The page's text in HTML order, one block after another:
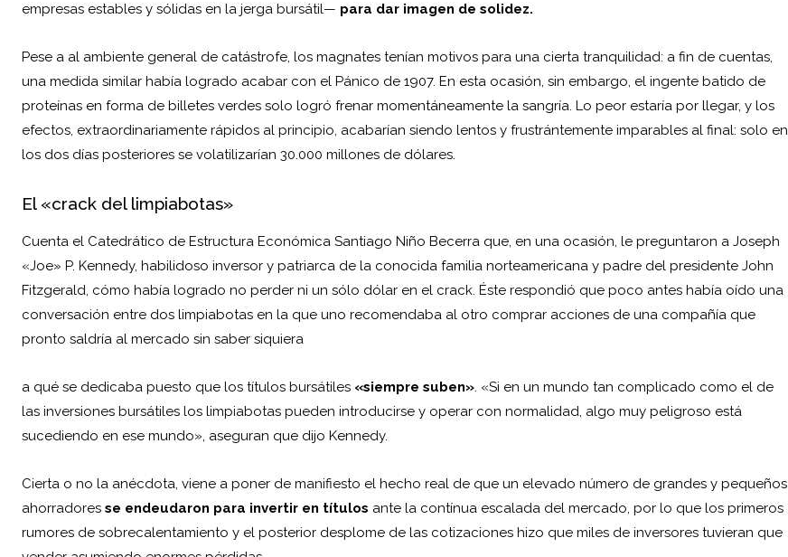
empresas estables y sólidas en la jerga bursátil— para dar imagen de solidez.
Pese a al ambiente general de catástrofe, los magnates tenían motivos para una cierta tranquilidad: a fin de cuentas,
una medida similar había logrado acabar con el Pánico de 1907. En esta ocasión, sin embargo, el ingente batido de
proteínas en forma de billetes verdes solo logró frenar momentáneamente la sangría. Lo peor estaría por llegar, y los
efectos, extraordinariamente rápidos al principio, acabarían siendo lentos y frustrántemente imparables al final: solo en
los dos días posteriores se volatilizarían 30.000 millones de dólares.
El «crack del limpiabotas»
Cuenta el Catedrático de Estructura Económica Santiago Niño Becerra que, en una ocasión, le preguntaron a Joseph
«Joe» P. Kennedy, habilidoso inversor y patriarca de la conocida familia norteamericana y padre del presidente John
Fitzgerald, cómo había logrado no perder ni un sólo dólar en el crack. Éste respondió que poco antes había oído una
conversación entre dos limpiabotas en la que uno recomendaba al otro comprar acciones de una compañía que
pronto saldría al mercado sin saber siquiera
a qué se dedicaba puesto que los títulos bursátiles «siempre suben». «Si en un mundo tan complicado como el de
las inversiones bursátiles los limpiabotas pueden introducirse y operar con normalidad, algo muy peligroso está
sucediendo en ese mundo», aseguran que dijo Kennedy.
Cierta o no la anécdota, viene a poner de manifiesto el hecho real de que un elevado número de grandes y pequeños
ahorradores se endeudaron para invertir en títulos ante la contínua escalada del mercado, por lo que los primeros
rumores de sobrecalentamiento y el posterior desplome de las cotizaciones hizo que miles de inversores tuvieran que